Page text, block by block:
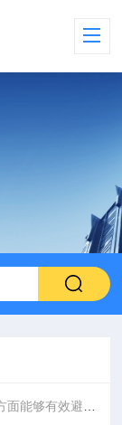
效避免硬度计出现误差